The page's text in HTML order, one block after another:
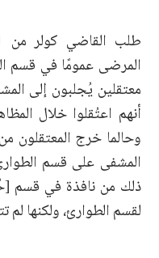
معتقلين يُجلبون إلى
أنهم اعتُقلوا خلال
وحالما خرج المعتقلون
ذلك من نافذة في قسم
لقسم الطوارئ، ولكنها